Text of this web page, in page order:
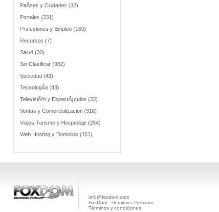
PaÃ­ses y Ciudades (32)
Portales (231)
Profesiones y Empleo (169)
Recursos (7)
Salud (30)
Sin Clasificar (982)
Sociedad (42)
TecnologÃ­a (43)
TelevisiÃ³n y EspectÃ¡culos (33)
Ventas y Comercializacion (316)
Viajes,Turismo y Hospedaje (254)
Web Hosting y Dominios (151)
info@foxdom.com
FoxDom - Dominios Premium
Términos y condiciones